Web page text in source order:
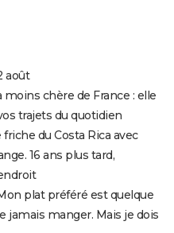
août
chère de France : elle
trajets du quotidien
du Costa Rica avec
16 ans plus tard,
plat préféré est quelque
jamais manger. Mais je dois